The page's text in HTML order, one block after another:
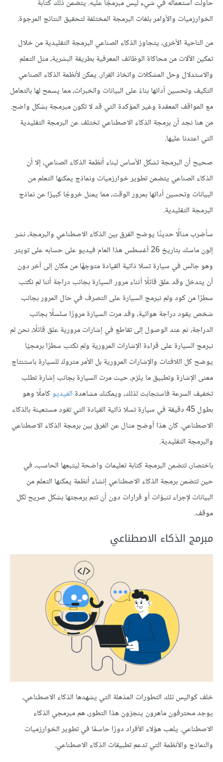
حاولت استعماله في شيء ليس مبرمجًا عليه. يتضمن ذلك كتابة
الخوارزميات والأوامر بلغات البرمجة المختلفة لتحقيق النتائج المرجوة.
من الناحية الأخرى، يتجاوز الذكاء الصناعي البرمجة التقليدية من خلال
تمكين الآلات من محاكاة الوظائف المعرفية بطريقة البشرية، مثل التعلم
والاستدلال وحل المشكلات واتخاذ القرار. يمكن لأنظمة الذكاء الصناعي
التكيف وتحسين أدائها بناءً على البيانات والخبرات، مما يسمح لها بالتعامل
مع المواقف المعقدة وغير المؤكدة التي قد لا تكون مبرمجة بشكل واضح.
من هنا نجد أن برمجة الذكاء الاصطناعي تختلف عن البرمجة التقليدية
التي اعتدنا عليها.
صحيح أن البرمجة تشكل الأساس لبناء أنظمة الذكاء الصناعي، إلا أن
الذكاء الصناعي يتضمن تطوير خوارزميات ونماذج يمكنها التعلم من
البيانات وتحسين أدائها بمرور الوقت، مما يمثل خروجًا كبيرًا عن نماذج
البرمجة التقليدية.
سأضرب مثالًا حديثًا يوضح الفرق بين الذكاء الاصطناعي والبرمجة، نشر
إلون ماسك بتاريخ 26 أغسطس هذا العام فيديو على حسابه على تويتر
وهو جالس في سيارة تسلا ذاتية القيادة متوجهًا من مكان إلى آخر دون
أن يتدخل وقد علق قائلًا أثناء مرور السيارة بجانب دراجة أننا لم نكتب
سطرًا من كود ولم نبرمج السيارة على التصرف في حال المرور بجانب
شخص يقود دراجة هوائية، وقد مرت السيارة مرورًا سلسلًا بجانب
الدراجة، ثم عند الوصول إلى تقاطع في إشارات مرورية علق قائلًا، نحن لم
نبرمج السيارة على قراءة الإشارات المرورية ولم نكتب سطرًا برمجيًا
يوضح كل اللافتات والإشارات المرورية بل الأمر متروك للسيارة باستنتاج
معنى الإشارة وتطبيق ما يلزم، حيث مرت السيارة بجانب إشارة تطلب
تخفيف السرعة فاستجابت لذلك، ويمكنك مشاهدة الفيديوكاملًا وهو
بطول 45 دقيقة في سيارة تسلا ذاتية القيادة التي تقود مستعينة بالذكاء
الاصطناعي. كان هذا أوضح مثال عن الفرق بين برمجة الذكاء الاصطناعي
والبرمجة التقليدية.
باختصار، تتضمن البرمجة كتابة تعليمات واضحة ليتبعها الحاسب، في
حين تتضمن برمجة الذكاء الاصطناعي إنشاء أنظمة يمكنها التعلم من
البيانات لإجراء تنبؤات أو قرارات دون أن تتم برمجتها بشكل صريح لكل
موقف.
مبرمج الذكاء الاصطناعي
خلف كواليس تلك التطورات المذهلة التي يشهدها الذكاء الاصطناعي،
يوجد محترفون ماهرون ينجزون هذا التطور، هم مبرمجي الذكاء
الاصطناعي. يلعب هؤلاء الأفراد دورًا حاسمًا في تطوير الخوارزميات
والنماذج والأنظمة التي تدعم تطبيقات الذكاء الاصطناعي.